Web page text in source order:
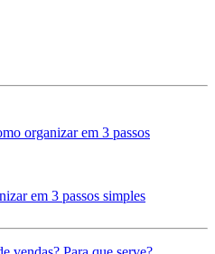
em 3 passos simples